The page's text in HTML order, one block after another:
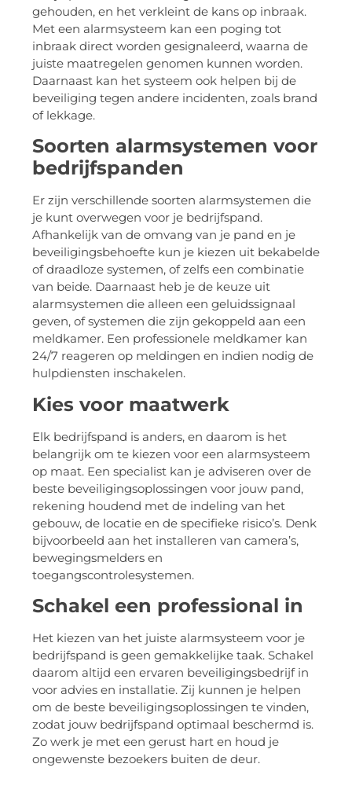
gehouden, en het verkleint de kans op inbraak.
Met een alarmsysteem kan een poging tot
inbraak direct worden gesignaleerd, waarna de
juiste maatregelen genomen kunnen worden.
Daarnaast kan het systeem ook helpen bij de
beveiliging tegen andere incidenten, zoals brand
of lekkage.
Soorten alarmsystemen voor
bedrijfspanden
Er zijn verschillende soorten alarmsystemen die
je kunt overwegen voor je bedrijfspand.
Afhankelijk van de omvang van je pand en je
beveiligingsbehoefte kun je kiezen uit bekabelde
of draadloze systemen, of zelfs een combinatie
van beide. Daarnaast heb je de keuze uit
alarmsystemen die alleen een geluidssignaal
geven, of systemen die zijn gekoppeld aan een
meldkamer. Een professionele meldkamer kan
24/7 reageren op meldingen en indien nodig de
hulpdiensten inschakelen.
Kies voor maatwerk
Elk bedrijfspand is anders, en daarom is het
belangrijk om te kiezen voor een alarmsysteem
op maat. Een specialist kan je adviseren over de
beste beveiligingsoplossingen voor jouw pand,
rekening houdend met de indeling van het
gebouw, de locatie en de specifieke risico’s. Denk
bijvoorbeeld aan het installeren van camera’s,
bewegingsmelders en
toegangscontrolesystemen.
Schakel een professional in
Het kiezen van het juiste alarmsysteem voor je
bedrijfspand is geen gemakkelijke taak. Schakel
daarom altijd een ervaren beveiligingsbedrijf in
voor advies en installatie. Zij kunnen je helpen
om de beste beveiligingsoplossingen te vinden,
zodat jouw bedrijfspand optimaal beschermd is.
Zo werk je met een gerust hart en houd je
ongewenste bezoekers buiten de deur.